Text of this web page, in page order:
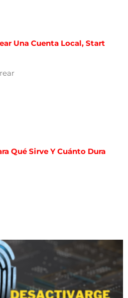
Una Cuenta Local, Start
Qué Sirve Y Cuánto Dura